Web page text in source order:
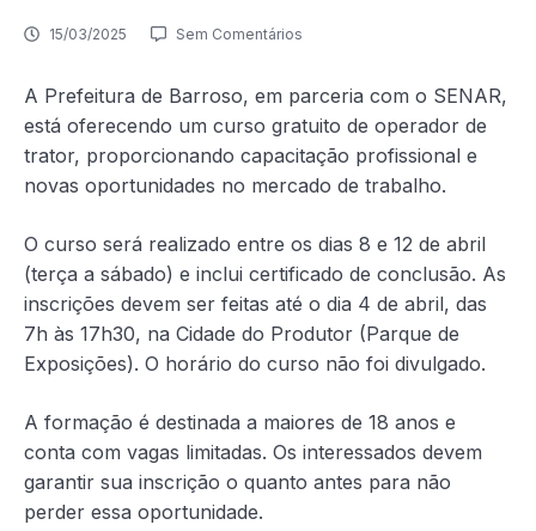
15/03/2025 Sem Comentários
A Prefeitura de Barroso, em parceria com o SENAR,
está oferecendo um curso gratuito de operador de
trator, proporcionando capacitação profissional e
novas oportunidades no mercado de trabalho.
O curso será realizado entre os dias 8 e 12 de abril
(terça a sábado) e inclui certificado de conclusão. As
inscrições devem ser feitas até o dia 4 de abril, das
7h às 17h30, na Cidade do Produtor (Parque de
Exposições). O horário do curso não foi divulgado.
A formação é destinada a maiores de 18 anos e
conta com vagas limitadas. Os interessados devem
garantir sua inscrição o quanto antes para não
perder essa oportunidade.